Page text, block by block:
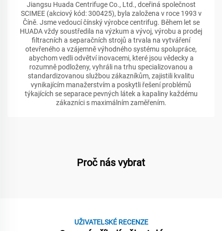
Jiangsu Huada Centrifuge Co., Ltd., dceřiná společnost
SCIMEE (akciový kód: 300425), byla založena v roce 1993 v
Číně. Jsme vedoucí čínský výrobce centrifug. Během let se
HUADA vždy soustředila na výzkum a vývoj, výrobu a prodej
filtracních a separačních strojů a trvala na vytváření
otevřeného a vzájemně výhodného systému spolupráce,
abychom vedli odvětví inovacemi, které jsou vědecky a
rozumně podloženy, vyhráli na trhu specializovanou a
standardizovanou službou zákazníkům, zajistili kvalitu
vynikajícím manažerstvím a poskytli řešení problémů
týkajících se separace pevných látek a kapaliny každému
zákazníci s maximálním zaměřením.
Proč nás vybrat
UŽIVATELSKÉ RECENZE